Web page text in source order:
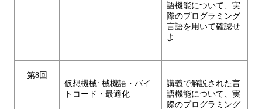
語機能について、実
際のプログラミング
言語を用いて確認せ
よ
第8回
仮想機械: 械機語・バイ
トコード・最適化
講義で解説された言
語機能について、実
際のプログラミング